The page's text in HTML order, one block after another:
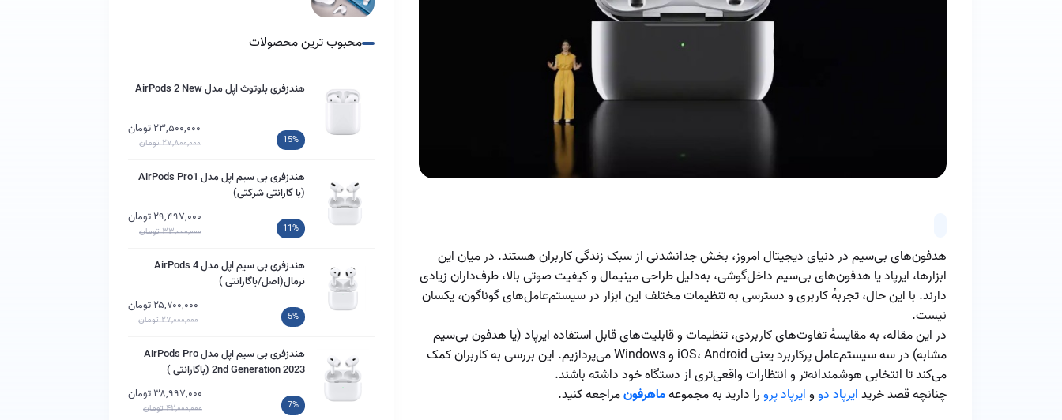
ایرپاد
افزایش بازدهی شارژ
ایرپاد چیست و چه
ایرپادز پرو ۲
بهینه‌سازی صدای
دقیق
تأثیر نسخه بلوتوث
دستگاه‌ها بر عملکرد
ایرپاد؛ واقعیت یا
افسانه؟
تأخیر صوتی ایرپاد
هدفون‌های بی‌سیم در دنیای دیجیتال امروز، بخش جدانشدنی از سبک زندگی کاربران هستند. در میان این
ابزارها، ایرپاد یا هدفون‌های بی‌سیم داخل‌گوشی، به‌دلیل طراحی مینیمال و کیفیت صوتی بالا، طرف‌داران زیادی
دارند. با این حال، تجربه‌ٔ کاربری و دسترسی به تنظیمات مختلف این ابزار در سیستم‌عامل‌های گوناگون، یکسان
نیست.
در این مقاله، به مقایسه‌ٔ تفاوت‌های کاربردی، تنظیمات و قابلیت‌های قابل استفاده ایرپاد (یا هدفون بی‌سیم
مشابه) در سه سیستم‌عامل پرکاربرد یعنی iOS، Android و Windows می‌پردازیم. این بررسی به کاربران کمک
می‌کند تا انتخابی هوشمندانه‌تر و انتظارات واقعی‌تری از دستگاه خود داشته باشند.
چنانچه قصد خریدایرپاد دووایرپاد پرورا دارید به مجموعهماهرفونمراجعه کنید.
محبوب ترین محصولات
هندزفری بلوتوث اپل مدل AirPods 2 New
۲۳,۵۰۰,۰۰۰ تومان
۲۷,۸۰۰,۰۰۰ تومان 15%
هندزفری بی سیم اپل مدل AirPods Pro1
(با گارانتی شرکتی)
۲۹,۴۹۷,۰۰۰ تومان
۳۳,۰۰۰,۰۰۰ تومان 11%
هندزفری بی سیم اپل مدل AirPods 4
نرمال(اصل/باگارانتی )
۲۵,۷۰۰,۰۰۰ تومان
۲۷,۰۰۰,۰۰۰ تومان 5%
هندزفری بی سیم اپل مدل AirPods Pro
2nd Generation 2023 (باگارانتی )
۳۸,۹۹۷,۰۰۰ تومان
۴۲,۰۰۰,۰۰۰ تومان 7%